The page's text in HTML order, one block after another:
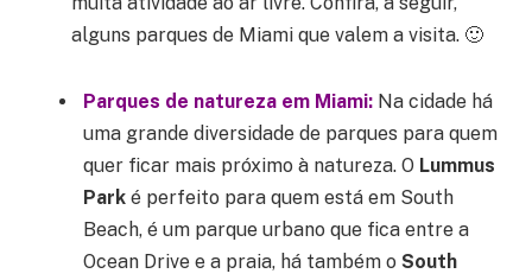
alguns parques de Miami que valem a visita. 🙂
Parques de natureza em Miami: Na cidade há
uma grande diversidade de parques para quem
quer ficar mais próximo à natureza. O Lummus
Park é perfeito para quem está em South
Beach, é um parque urbano que fica entre a
Ocean Drive e a praia, há também o South